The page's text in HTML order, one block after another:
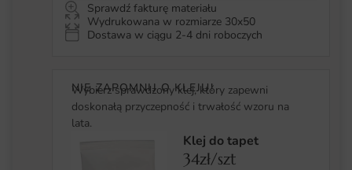
Sprawdź fakturę materiału
Wydrukowana w rozmiarze 30x50
Dostawa w ciągu 2-4 dni roboczych
NIE ZAPOMNIJ O KLEJU!
Wybierz sprawdzony klej, który zapewni
doskonałą przyczepność i trwałość wzoru na
lata.
Klej do tapet
34zł/szt